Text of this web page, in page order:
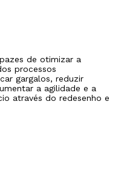
de otimizar a
processos
gargalos, reduzir
a agilidade e a
através do redesenho e